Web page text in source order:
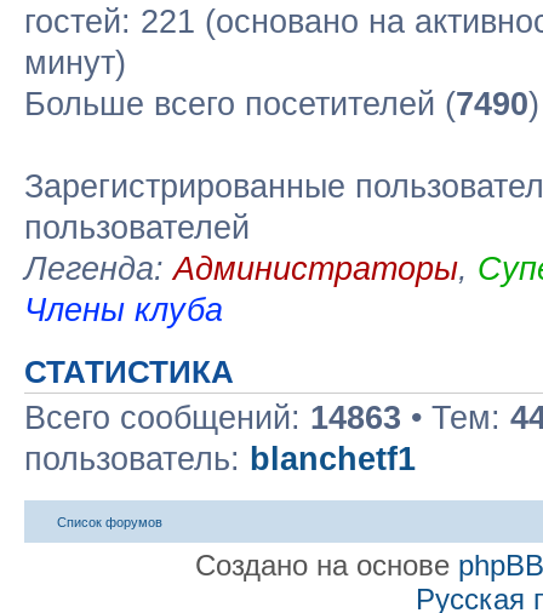
гостей: 221 (основано на
минут)
Больше всего посетителей (7490
Зарегистрированные
пользователей
Легенда:Администраторы,
Члены клуба
СТАТИСТИКА
Всего сообщений: 14863 • Тем:
пользователь: blanchetf1
Список форумов
Создано на основе phpBB
Русская